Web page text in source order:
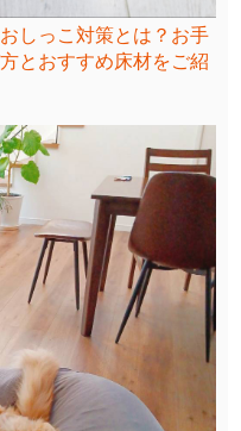
しっこ対策とは？お手
とおすすめ床材をご紹